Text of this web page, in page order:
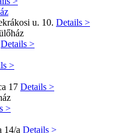
u. 10. Details >
Details >
>
17 Details >
>
14/a Details >